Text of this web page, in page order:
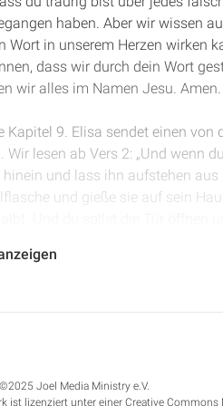
haben. Aber wir wissen
Wort in unserem Herzen wirken
dass wir durch dein Wort
wir alles im Namen Jesu. Amen.
Kapitel 9. Elisa sendet einen
Wir lesen ab Vers 2: „Und wenn
und lass ihn aufstehen
und gieße sie auf sein
wie Hasael, der jetzt unter dem
Joel Media Ministry e.V.
ist lizenziert unter einer Creative